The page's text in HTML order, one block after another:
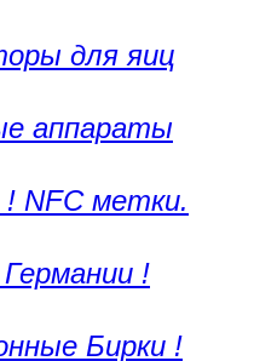
для яиц
аппараты
! NFC метки.
!
Бирки !